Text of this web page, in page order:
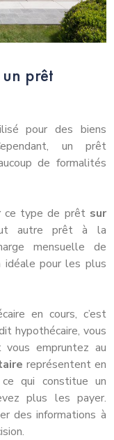
prêt
pour des biens
un prêt
de formalités
ce type de prêt sur
autre prêt à la
mensuelle de
idéale pour les plus
en cours, c’est
hypothécaire, vous
empruntez au
représentent en
qui constitue un
plus les payer.
des informations à